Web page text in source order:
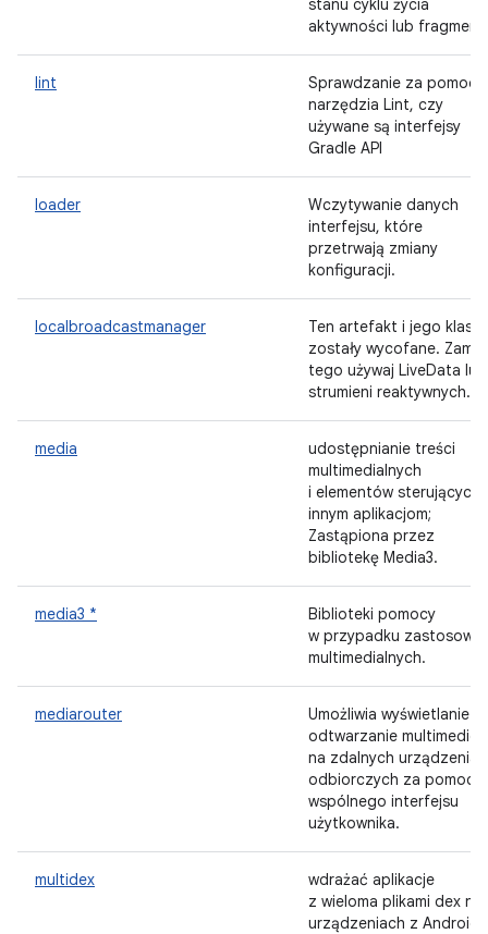
stanu cyklu życia
aktywności lub
lint
Sprawdzanie za pomocą
narzędzia Lint, czy
używane są interfejsy
Gradle API
loader
Wczytywanie danych
interfejsu, które
przetrwają zmiany
konfiguracji.
localbroadcastmanager
Ten artefakt i jego klasy
zostały wycofane.
tego używaj LiveData lub
strumieni reaktywnych.
media
udostępnianie treści
multimedialnych
i elementów sterujących
innym aplikacjom;
Zastąpiona przez
bibliotekę Media3.
media3 *
Biblioteki pomocy
w przypadku
multimedialnych.
mediarouter
Umożliwia wyświetlanie i
odtwarzanie
na zdalnych
odbiorczych za pomocą
wspólnego interfejsu
użytkownika.
multidex
wdrażać aplikacje
z wieloma plikami dex na
urządzeniach z